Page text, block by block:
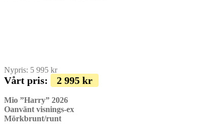
Nypris: 5 995 kr
Vårt pris: 2 995 kr
Mio ”Harry” 2026
Oanvänt visnings-ex
Mörkbrunt/runt